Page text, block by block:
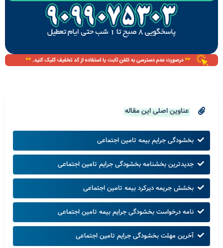
عناوین اصلی این مقاله
بخشودگی جرایم بیمه تامین اجتماعی
جدیدترین بخشنامه بخشودگی جرایم تامین اجتماعی
بخشش جریمه دیرکرد بیمه تامین اجتماعی
نامه درخواست بخشودگی جرایم بیمه تامین اجتماعی
آخرین مهلت بخشودگی جرایم تامین اجتماعی